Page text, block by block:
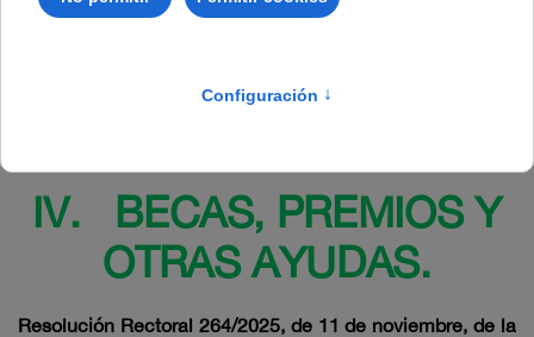
concesión (Código BDNS: 867947).
IV. BECAS, PREMIOS Y
OTRAS AYUDAS.
Resolución Rectoral 264/2025, de 11 de noviembre, de la